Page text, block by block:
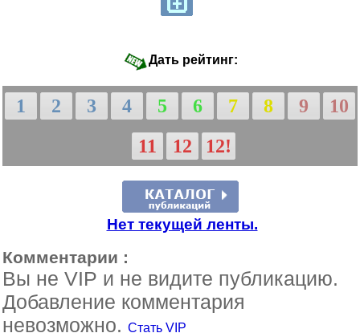
Дать рейтинг:
1 2 3 4 5 6 7 8 9
10
11
12 12!
Нет текущей ленты.
Комментарии :
Вы не VIP и не видите публикацию.
Добавление комментария
невозможно. Стать VIP